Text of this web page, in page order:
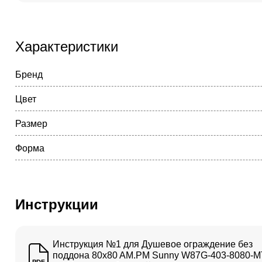
Характеристики
Бренд
Цвет
Размер
Форма
Инструкции
Инструкция №1 для Душевое ограждение без
поддона 80x80 AM.PM Sunny W87G-403-8080-